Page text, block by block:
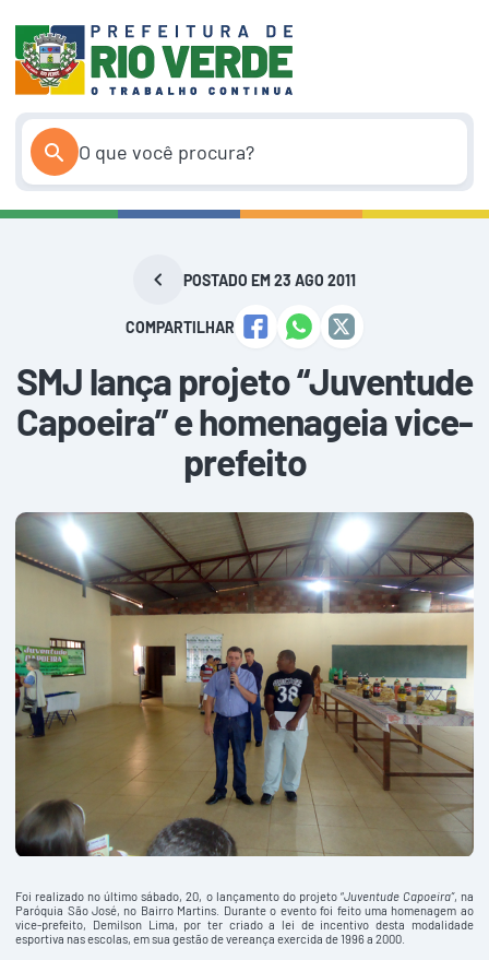
conteúdo
POSTADO EM 23 AGO 2011
COMPARTILHAR
SMJ lança projeto “Juventude
Capoeira” e homenageia vice-
prefeito
Foi realizado no último sábado, 20, o lançamento do projeto “Juventude Capoeira”, na
Paróquia São José, no Bairro Martins. Durante o evento foi feito uma homenagem ao
vice-prefeito, Demilson Lima, por ter criado a lei de incentivo desta modalidade
esportiva nas escolas, em sua gestão de vereança exercida de 1996 a 2000.